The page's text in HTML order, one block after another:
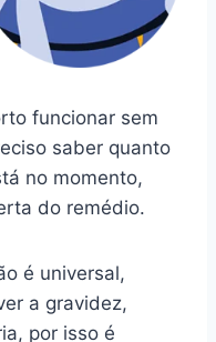
funcionar sem
saber quanto
no momento,
do remédio.
é universal,
a gravidez,
por isso é